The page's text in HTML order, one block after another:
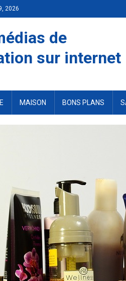
2026
de
sur internet
MAISON BONS PLANS